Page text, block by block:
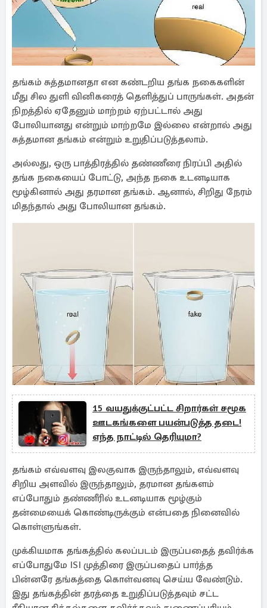
தங்கம் சுத்தமானதா என கண்டறிய தங்க நகைகளின்
மீது சில துளி வினிகரைத் தெளித்துப் பாருங்கள். அதன்
நிறத்தில் ஏதேனும் மாற்றம் ஏற்பட்டால் அது
போலியானது என்றும் மாற்றமே இல்லை என்றால் அது
சுத்தமான தங்கம் என்றும் உறுதிப்படுத்தலாம்.
அல்லது, ஒரு பாத்திரத்தில் தண்ணீரை நிரப்பி அதில்
தங்க நகையைப் போட்டு, அந்த நகை உடனடியாக
மூழ்கினால் அது தரமான தங்கம். ஆனால், சிறிது நேரம்
மிதந்தால் அது போலியான தங்கம்.
15 வயதுக்குட்பட்ட சிறார்கள் சமூக
ஊடகங்களை பயன்படுத்த தடை!
எந்த நாட்டில் தெரியுமா?
தங்கம் எவ்வளவு இலகுவாக இருந்தாலும், எவ்வளவு
சிறிய அளவில் இருந்தாலும், தரமான தங்களம்
எப்போதும் தண்ணீரில் உடனடியாக மூழ்கும்
தன்மையைக் கொண்டிருக்கும் என்பதை நினைவில்
கொள்ளுங்கள்.
முக்கியமாக தங்கத்தில் கலப்படம் இருப்பதைத் தவிர்க்க
எப்போதுமே ISI முத்திரை இருப்பதைப் பார்த்த
பின்னரே தங்கத்தை கொள்வனவு செய்ய வேண்டும்.
இது தங்கத்தின் தரத்தை உறுதிப்படுத்தவும் சட்ட